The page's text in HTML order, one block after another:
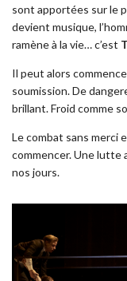
sont apportées sur le
devient musique,
ramène à la vie… c’est
Il peut alors
soumission. De
brillant. Froid comme
Le combat sans merci
commencer. Une lutte
nos jours.